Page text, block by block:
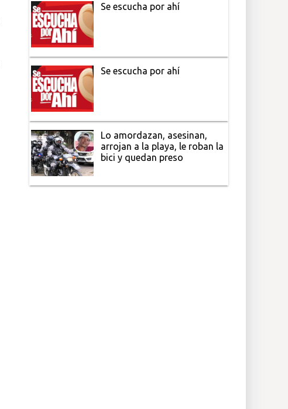
Se escucha por ahí
Se escucha por ahí
Lo amordazan, asesinan,
arrojan a la playa, le roban la
bici y quedan preso